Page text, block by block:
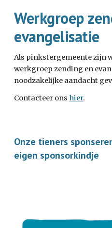
Werkgroep
evangelisatie
Als pinkstergemeente zijn
werkgroep zending en
noodzakelijke aandacht
Contacteer ons hier.
Onze tieners
eigen sponsorkindje